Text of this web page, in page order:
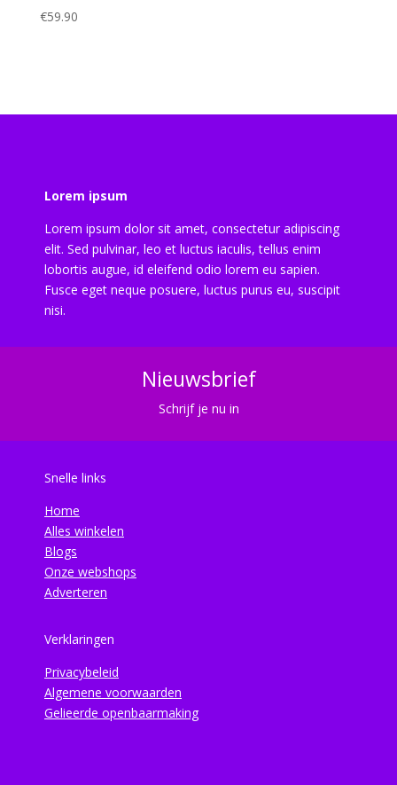
€59.90
Lorem ipsum
Lorem ipsum dolor sit amet, consectetur adipiscing
elit. Sed pulvinar, leo et luctus iaculis, tellus enim
lobortis augue, id eleifend odio lorem eu sapien.
Fusce eget neque posuere, luctus purus eu, suscipit
nisi.
Nieuwsbrief
Schrijf je nu in
Snelle links
Home
Alles winkelen
Blogs
Onze webshops
Adverteren
Verklaringen
Privacybeleid
Algemene voorwaarden
Gelieerde openbaarmaking